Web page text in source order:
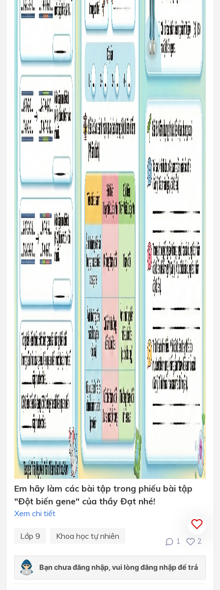
Em hãy làm các bài tập trong phiếu bài tập
"Đột biến gene" của thầy Đạt nhé!
Xem chi tiết
Lớp 9 Khoa học tự nhiên
1 2